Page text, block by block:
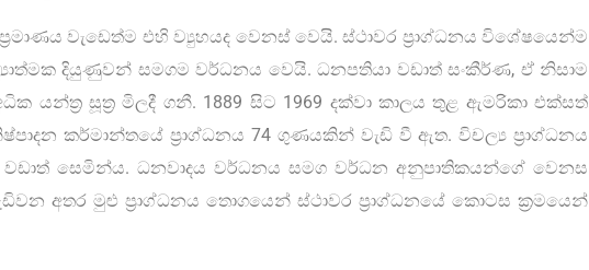
වැඩෙත්ම එහි ව්‍යුහයද වෙනස් වෙයි. ස්ථාවර ප්‍රාග්ධනය විශේෂයෙන්ම
දියුණුවන් සමගම වර්ධනය වෙයි. ධනපතියා වඩාත් සංකීර්ණ, ඒ නිසාම
යන්ත්‍ර සූත්‍ර මිලදී ගනී. 1889 සිට 1969 දක්වා කාලය තුළ ඇමරිකා එක්සත්
කර්මාන්තයේ ප්‍රාග්ධනය 74 ගුණයකින් වැඩි වී ඇත. විචල්‍ය ප්‍රාග්ධනය
සෙමින්ය. ධනවාදය වර්ධනය සමග වර්ධන අනුපාතිකයන්ගේ වෙනස
අතර මුළු ප්‍රාග්ධනය තොගයෙන් ස්ථාවර ප්‍රාග්ධනයේ කොටස ක්‍රමයෙන්